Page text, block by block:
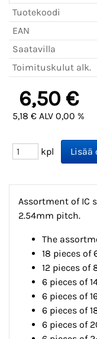
Tuotekoodi
EAN
Saatavilla
Toimituskulut alk.
6,50 €
5,18 € ALV 0,00 %
kpl
Assortment of IC
2.54mm pitch.
The
18 pieces of
12 pieces of
6 pieces of
6 pieces of
6 pieces of
6 pieces of